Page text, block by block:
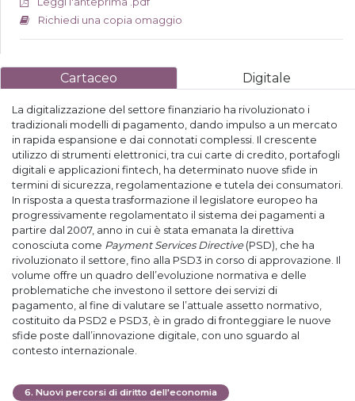
Richiedi una copia omaggio
Cartaceo Digitale
La digitalizzazione del settore finanziario ha rivoluzionato i
tradizionali modelli di pagamento, dando impulso a un mercato
in rapida espansione e dai connotati complessi. Il crescente
utilizzo di strumenti elettronici, tra cui carte di credito, portafogli
digitali e applicazioni fintech, ha determinato nuove sfide in
termini di sicurezza, regolamentazione e tutela dei consumatori.
In risposta a questa trasformazione il legislatore europeo ha
progressivamente regolamentato il sistema dei pagamenti a
partire dal 2007, anno in cui è stata emanata la direttiva
conosciuta come Payment Services Directive(PSD), che ha
rivoluzionato il settore, fino alla PSD3 in corso di approvazione. Il
volume offre un quadro dell’evoluzione normativa e delle
problematiche che investono il settore dei servizi di
pagamento, al fine di valutare se l’attuale assetto normativo,
costituito da PSD2 e PSD3, è in grado di fronteggiare le nuove
sfide poste dall’innovazione digitale, con uno sguardo al
contesto internazionale.
6. Nuovi percorsi di diritto dell'economia